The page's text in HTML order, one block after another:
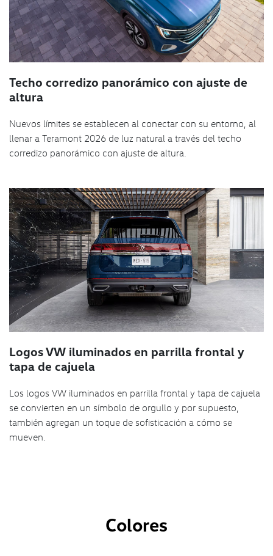
Techo corredizo panorámico con ajuste de
altura
Nuevos límites se establecen al conectar con su entorno, al
llenar a Teramont 2026 de luz natural a través del techo
corredizo panorámico con ajuste de altura.
Logos VW iluminados en parrilla frontal y
tapa de cajuela
Los logos VW iluminados en parrilla frontal y tapa de cajuela
se convierten en un símbolo de orgullo y por supuesto,
también agregan un toque de sofisticación a cómo se
mueven.
Colores